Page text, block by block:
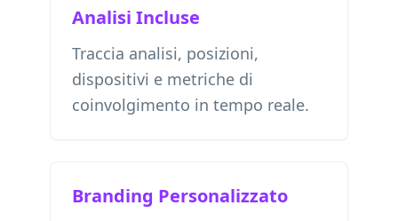
Analisi Incluse
Traccia analisi, posizioni,
dispositivi e metriche di
coinvolgimento in tempo reale.
Branding Personalizzato